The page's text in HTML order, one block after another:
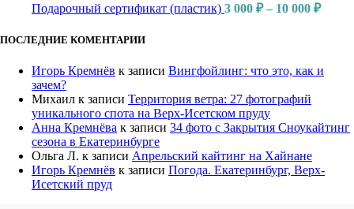
Подарочный сертификат (пластик) 3 000 ₽ – 10 000 ₽
ПОСЛЕДНИЕ КОМЕНТАРИИ
Игорь Кремнёв к записи Вингфойлинг: что это, как и
зачем?
Михаил к записи Территория ветра: 27 фотографий
уникального спота на Верх-Исетском пруду
Анна Кремнёва к записи 34 фото с Закрытия Сноукайтинг
сезона в Екатеринбурге
Ольга Л. к записи Апрельский кайтинг на Хайнане
Игорь Кремнёв к записи Погода. Екатеринбург, Верх-
Исетский пруд